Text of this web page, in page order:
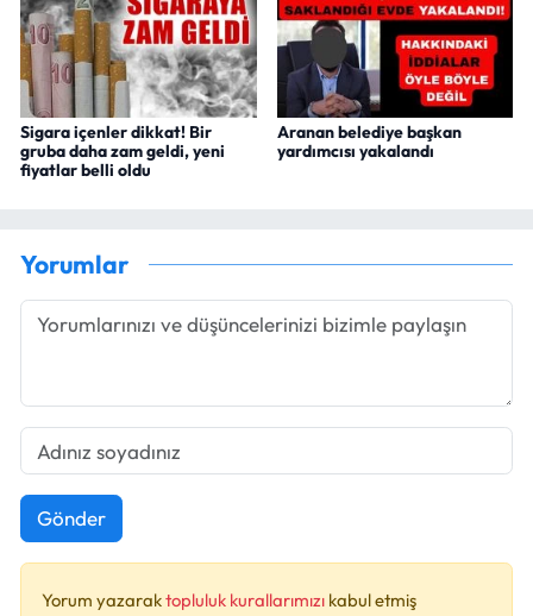
Sigara içenler dikkat! Bir
gruba daha zam geldi, yeni
fiyatlar belli oldu
Aranan belediye başkan
yardımcısı yakalandı
Yorumlar
Gönder
Yorum yazaraktopluluk kurallarımızı kabul etmiş